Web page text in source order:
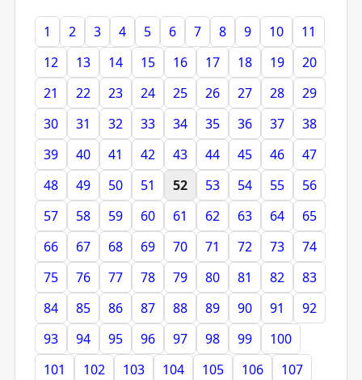
1 2 3 4 5 6 7 8 9 10
11
12
13 14 15 16 17 18 19
20
21
22 23 24 25 26 27 28
29
30
31 32 33 34 35 36 37
38
39
40 41 42 43 44 45 46
47
48
49 50 51 52 53 54 55
56
57
58 59 60 61 62 63 64
65
66
67 68 69 70 71 72 73
74
75
76 77 78 79 80 81 82
83
84
85 86 87 88 89 90 91
92
93
94 95 96 97 98 99
100
101
102 103 104 105 106
107